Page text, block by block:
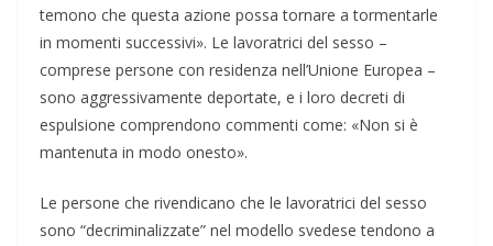
temono che questa azione possa tornare a tormentarle
in momenti successivi». Le lavoratrici del sesso –
comprese persone con residenza nell’Unione Europea –
sono aggressivamente deportate, e i loro decreti di
espulsione comprendono commenti come: «Non si è
mantenuta in modo onesto».
Le persone che rivendicano che le lavoratrici del sesso
sono “decriminalizzate” nel modello svedese tendono a